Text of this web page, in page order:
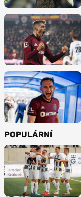
POPULÁRNÍ